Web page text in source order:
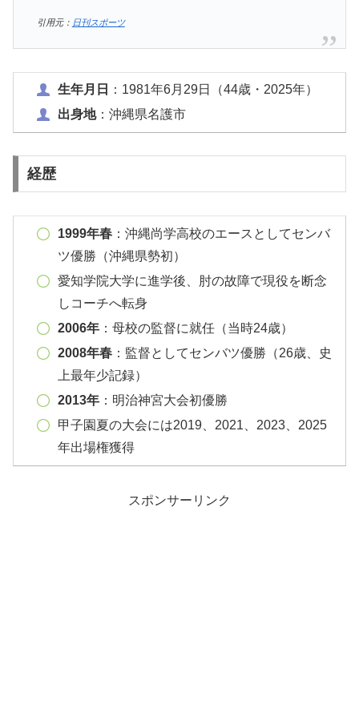
引用元： 日刊スポーツ
生年月日
：1981年6月29日（44歳・2025年）
出身地：沖縄県名護市
経歴
1999年春：沖縄尚学高校のエースとしてセンバ
ツ優勝（沖縄県勢初）
愛知学院大学に進学後、肘の故障で現役を断念
しコーチへ転身
2006年：母校の監督に就任（当時24歳）
2008年春：監督としてセンバツ優勝（26歳、史
上最年少記録）
2013年：明治神宮大会初優勝
甲子園夏の大会には2019、2021、2023、2025
年出場権獲得
スポンサーリンク